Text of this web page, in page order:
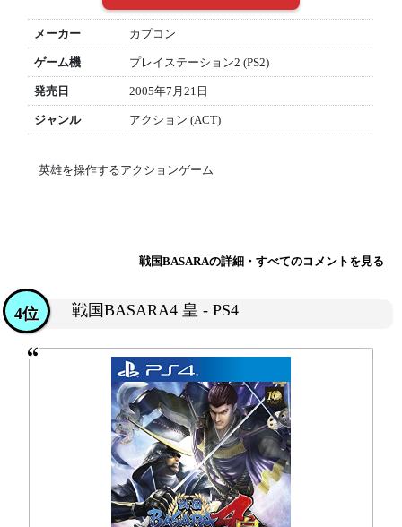
メーカー カプコン
ゲーム機 プレイステーション2 (PS2)
発売日 2005年7月21日
ジャンル アクション (ACT)
英雄を操作するアクションゲーム
戦国BASARAの詳細・すべてのコメントを見る
戦国BASARA4 皇 - PS4
4位